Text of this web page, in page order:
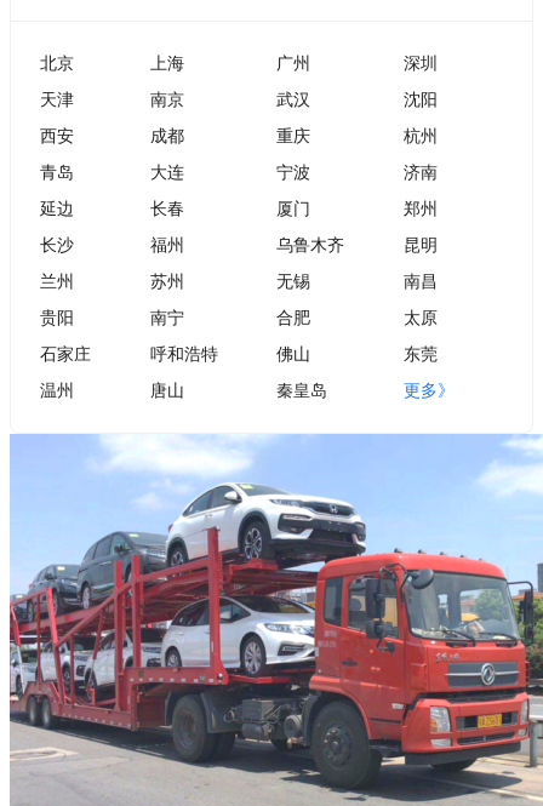
北京 上海 广州
深圳
天津
南京 武汉
沈阳
西安
成都 重庆
杭州
青岛
大连 宁波
济南
延边
长春 厦门
郑州
长沙
福州 乌鲁木齐
昆明
兰州
苏州 无锡
南昌
贵阳
南宁 合肥
太原
石家庄
呼和浩特 佛山
东莞
温州
唐山 秦皇岛 更多》